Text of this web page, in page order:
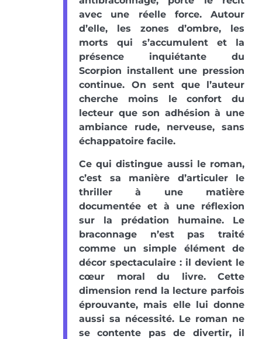
avec une réelle force. Autour
d’elle, les zones d’ombre, les
morts qui s’accumulent et la
présence inquiétante du
Scorpion installent une pression
continue. On sent que l’auteur
cherche moins le confort du
lecteur que son adhésion à une
ambiance rude, nerveuse, sans
échappatoire facile.
Ce qui distingue aussi le roman,
c’est sa manière d’articuler le
thriller à une matière
documentée et à une réflexion
sur la prédation humaine. Le
braconnage n’est pas traité
comme un simple élément de
décor spectaculaire : il devient le
cœur moral du livre. Cette
dimension rend la lecture parfois
éprouvante, mais elle lui donne
aussi sa nécessité. Le roman ne
se contente pas de divertir, il